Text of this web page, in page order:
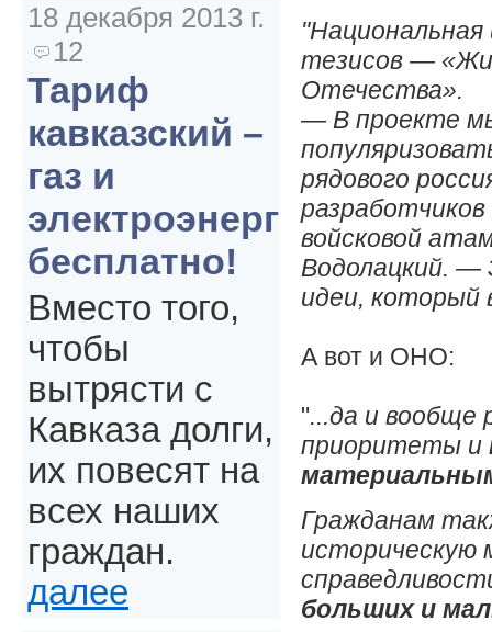
тезисов —
Отечества».
— В проекте мы
рядового
войсковой
Водолацкий. —
идеи, который
А вот и ОНО:
"...да и вообще
приоритеты и
Гражданам
историческую
больших и
18 декабря 2013 г.
12
Тариф
кавказский –
газ и
электроэнергия
бесплатно!
Вместо того,
чтобы
вытрясти с
Кавказа долги,
их повесят на
всех наших
граждан.
далее